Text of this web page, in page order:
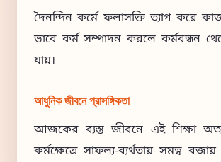
দৈনন্দিন কর্মে ফলাসক্তি ত্যাগ করে
ভাবে কর্ম সম্পাদন করলে কর্মবন্ধন
যায়।
আধুনিক জীবনে প্রাসঙ্গিকতা
আজকের ব্যস্ত জীবনে এই শিক্ষা
কর্মক্ষেত্রে সাফল্য-ব্যর্থতায় সমত্ব